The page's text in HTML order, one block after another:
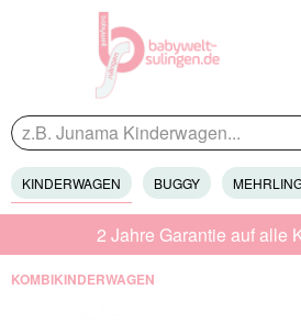
KINDERWAGEN BUGGY
2 Jahre Garantie auf alle
KOMBIKINDERWAGEN